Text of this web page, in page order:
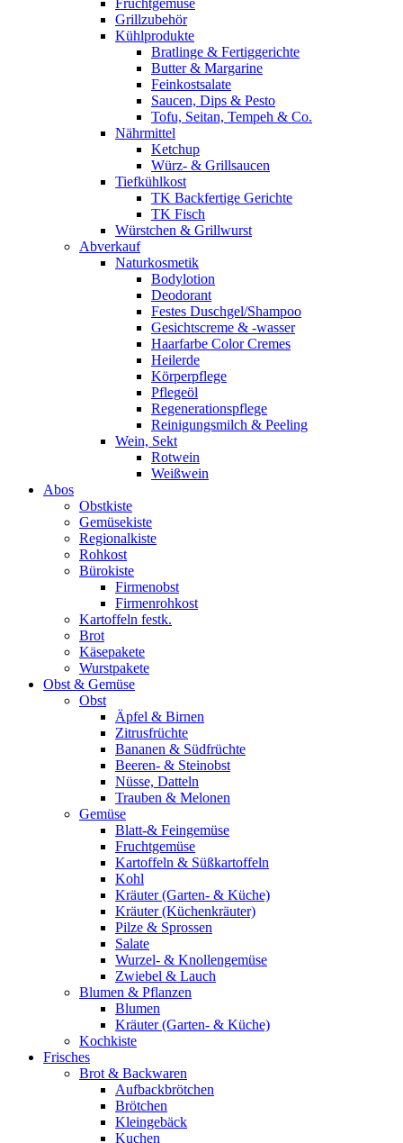
Fruchtgemüse
Grillzubehör
Kühlprodukte
Bratlinge & Fertiggerichte
Butter & Margarine
Feinkostsalate
Saucen, Dips & Pesto
Tofu, Seitan, Tempeh & Co.
Nährmittel
Ketchup
Würz- & Grillsaucen
Tiefkühlkost
TK Backfertige Gerichte
TK Fisch
Würstchen & Grillwurst
Abverkauf
Naturkosmetik
Bodylotion
Deodorant
Festes Duschgel/Shampoo
Gesichtscreme & -wasser
Haarfarbe Color Cremes
Heilerde
Körperpflege
Pflegeöl
Regenerationspflege
Reinigungsmilch & Peeling
Wein, Sekt
Rotwein
Weißwein
Abos
Obstkiste
Gemüsekiste
Regionalkiste
Rohkost
Bürokiste
Firmenobst
Firmenrohkost
Kartoffeln festk.
Brot
Käsepakete
Wurstpakete
Obst & Gemüse
Obst
Äpfel & Birnen
Zitrusfrüchte
Bananen & Südfrüchte
Beeren- & Steinobst
Nüsse, Datteln
Trauben & Melonen
Gemüse
Blatt-& Feingemüse
Fruchtgemüse
Kartoffeln & Süßkartoffeln
Kohl
Kräuter (Garten- & Küche)
Kräuter (Küchenkräuter)
Pilze & Sprossen
Salate
Wurzel- & Knollengemüse
Zwiebel & Lauch
Blumen & Pflanzen
Blumen
Kräuter (Garten- & Küche)
Kochkiste
Frisches
Brot & Backwaren
Aufbackbrötchen
Brötchen
Kleingebäck
Kuchen